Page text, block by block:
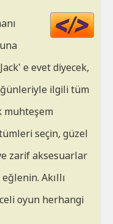
e evet diyecek,
ilgili tüm
muhteşem
seçin, güzel
zarif aksesuarlar
Akıllı
oyun herhangi